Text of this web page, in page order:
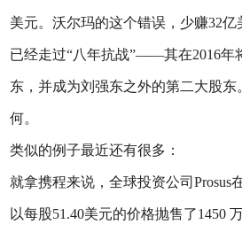
美元。沃尔玛的这个错误，少赚32
已经走过“八年抗战”——其在2016年
东，并成为刘强东之外的第二大股东
何。
类似的例子最近还有很多：
就拿携程来说，全球投资公司Prosus
以每股51.40美元的价格抛售了1450